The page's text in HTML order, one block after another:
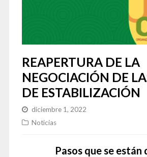
REAPERTURA DE LA
NEGOCIACIÓN DE
DE ESTABILIZACIÓN
diciembre 1, 2022
Noticias
Pasos que se están